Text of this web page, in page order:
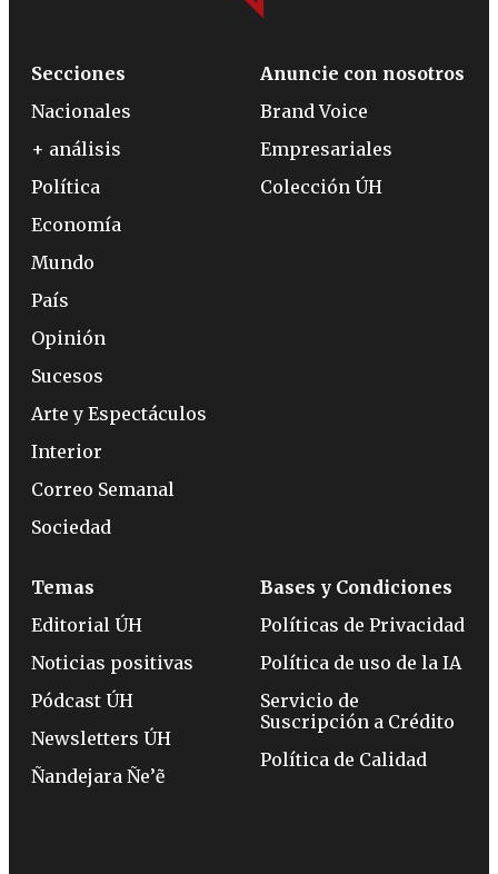
Secciones
Nacionales
+ análisis
Política
Economía
Mundo
País
Opinión
Sucesos
Arte y Espectáculos
Interior
Correo Semanal
Sociedad
Anuncie con nosotros
Brand Voice
Empresariales
Colección ÚH
Temas
Editorial ÚH
Noticias positivas
Pódcast ÚH
Newsletters ÚH
Ñandejara Ñe’ẽ
Bases y Condiciones
Políticas de Privacidad
Política de uso de la IA
Servicio de
Suscripción a Crédito
Política de Calidad